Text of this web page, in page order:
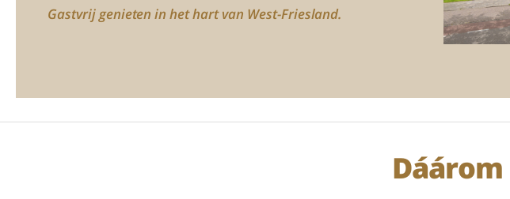
Gastvrij genieten in het hart van West-Friesland.
Dáárom